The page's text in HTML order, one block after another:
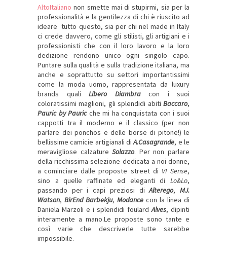
AltoItalianonon smette mai di stupirmi, sia per la
professionalità e la gentilezza di chi è riuscito ad
ideare tutto questo, sia per chi nel made in Italy
ci crede davvero, come gli stilisti, gli artigiani e i
professionisti che con il loro lavoro e la loro
dedizione rendono unico ogni singolo capo.
Puntare sulla qualità e sulla tradizione italiana, ma
anche e soprattutto su settori importantissimi
come la moda uomo, rappresentata da luxury
brands quali Libero Diambracon i suoi
coloratissimi maglioni, gli splendidi abiti Baccaro,
Pauric by Pauricche mi ha conquistata con i suoi
cappotti tra il moderno e il classico (per non
parlare dei ponchos e delle borse di pitone!) le
bellissime camicie artigianali diA.Casagrande, e le
meravigliose calzatureSolazzo. Per non parlare
della ricchissima selezione dedicata a noi donne,
a cominciare dalle proposte street di VI Sense,
sino a quelle raffinate ed eleganti di Lo&Lo,
passando per i capi preziosi diAlterego,MJ.
Watson, BirEnd Barbekju, Modance con la linea di
Daniela Marzoli e i splendidi foulardAlves, dipinti
interamente a mano.Le proposte sono tante e
così varie che descriverle tutte sarebbe
impossibile.